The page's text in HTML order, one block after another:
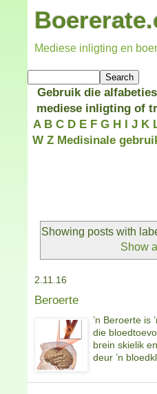
Mediese inligting en
Gebruik die
mediese inligting of
A B C D E F G H I J K
W Z Medisinale
Showing posts with
Show
2.11.16
Beroerte
’n Beroerte is
die
brein skielik
deur ’n